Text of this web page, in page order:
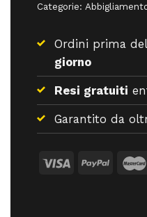
Categorie:
Ordini prima
giorno
Resi gratuiti
Garantito da